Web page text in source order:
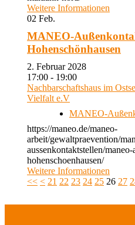
Weitere Informationen
02 Feb.
MANEO-
Hohenschönhausen
2. Februar 2028
17:00 - 19:00
Nachbarschaftshaus im
Vielfalt e.V
MANEO-
https://maneo.de/maneo-
arbeit/gewaltpraevention/
aussenkontaktstellen/
hohenschoenhausen/
Weitere Informationen
<< < 21 22 23 24 25 26 27